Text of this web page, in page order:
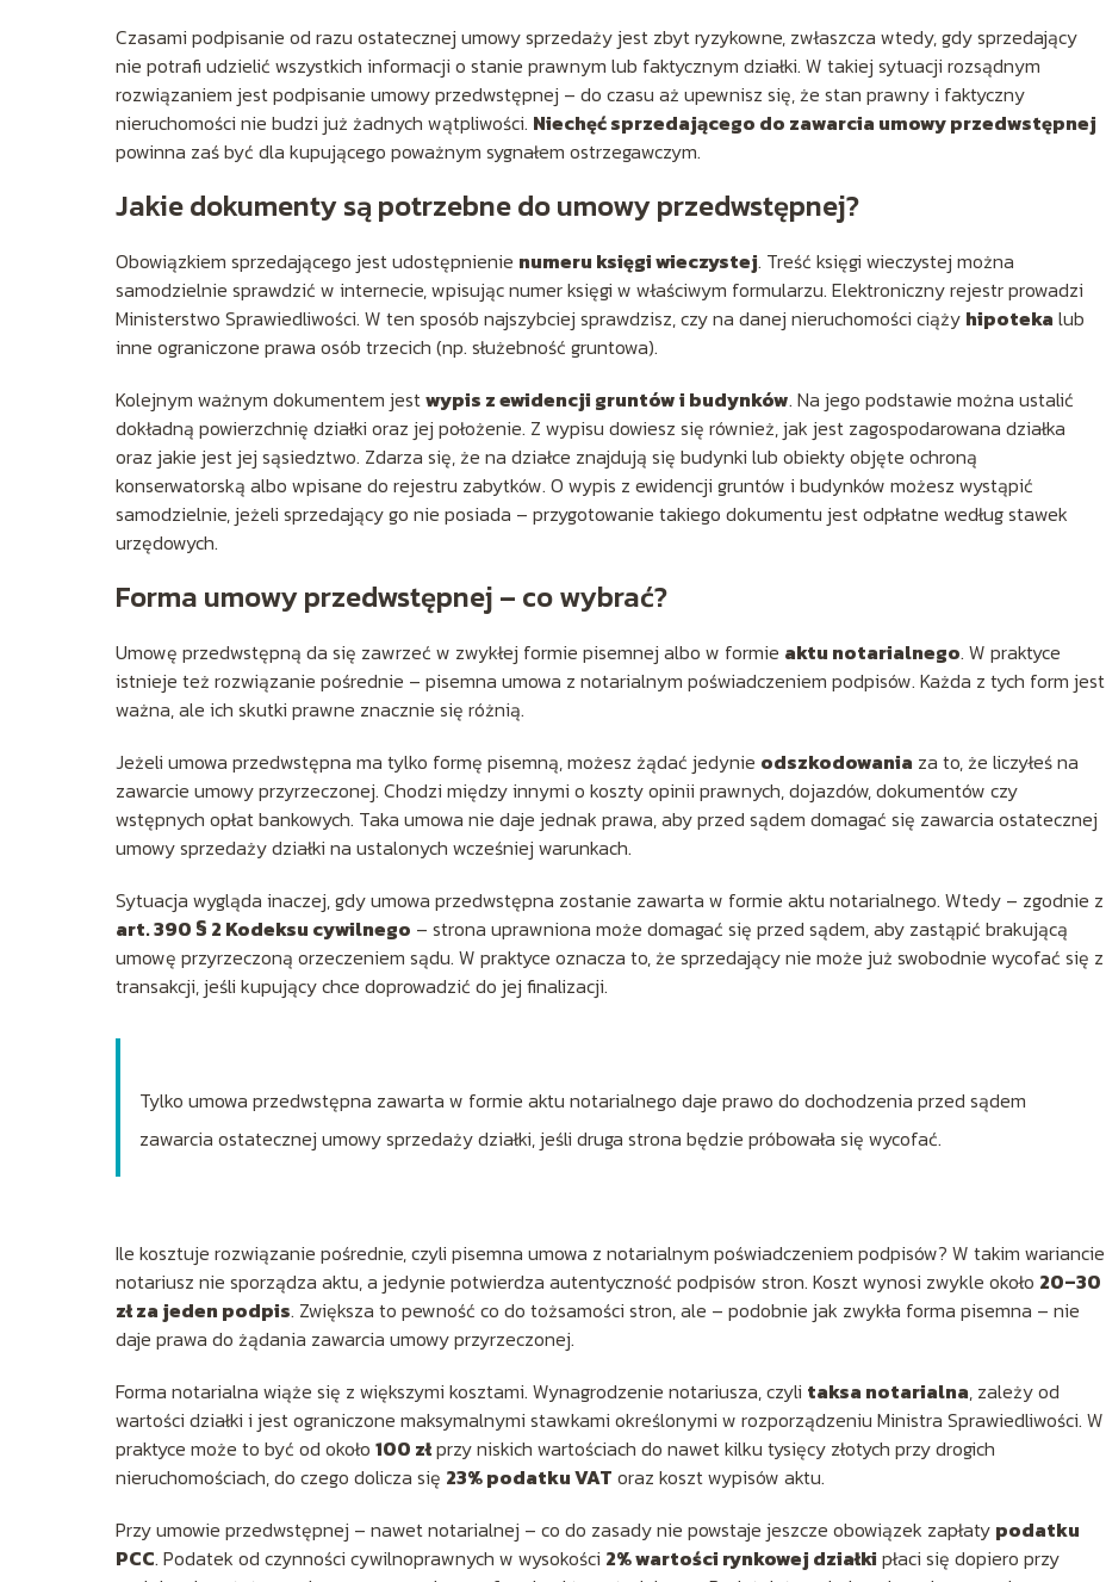
Czasami podpisanie od razu ostatecznej umowy sprzedaży jest zbyt ryzykowne, zwłaszcza wtedy, gdy sprzedający
nie potrafi udzielić wszystkich informacji o stanie prawnym lub faktycznym działki. W takiej sytuacji rozsądnym
rozwiązaniem jest podpisanie umowy przedwstępnej – do czasu aż upewnisz się, że stan prawny i faktyczny
nieruchomości nie budzi już żadnych wątpliwości. Niechęć sprzedającego do zawarcia umowy przedwstępnej
powinna zaś być dla kupującego poważnym sygnałem ostrzegawczym.
Jakie dokumenty są potrzebne do umowy przedwstępnej?
Obowiązkiem sprzedającego jest udostępnienie numeru księgi wieczystej. Treść księgi wieczystej można
samodzielnie sprawdzić w internecie, wpisując numer księgi w właściwym formularzu. Elektroniczny rejestr prowadzi
Ministerstwo Sprawiedliwości. W ten sposób najszybciej sprawdzisz, czy na danej nieruchomości ciąży hipoteka lub
inne ograniczone prawa osób trzecich (np. służebność gruntowa).
Kolejnym ważnym dokumentem jestwypis z ewidencji gruntów i budynków. Na jego podstawie można ustalić
dokładną powierzchnię działki oraz jej położenie. Z wypisu dowiesz się również, jak jest zagospodarowana działka
oraz jakie jest jej sąsiedztwo. Zdarza się, że na działce znajdują się budynki lub obiekty objęte ochroną
konserwatorską albo wpisane do rejestru zabytków. O wypis z ewidencji gruntów i budynków możesz wystąpić
samodzielnie, jeżeli sprzedający go nie posiada – przygotowanie takiego dokumentu jest odpłatne według stawek
urzędowych.
Forma umowy przedwstępnej – co wybrać?
Umowę przedwstępną da się zawrzeć w zwykłej formie pisemnej albo w formie aktu notarialnego. W praktyce
istnieje też rozwiązanie pośrednie – pisemna umowa z notarialnym poświadczeniem podpisów. Każda z tych form jest
ważna, ale ich skutki prawne znacznie się różnią.
Jeżeli umowa przedwstępna ma tylko formę pisemną, możesz żądać jedynie odszkodowania za to, że liczyłeś na
zawarcie umowy przyrzeczonej. Chodzi między innymi o koszty opinii prawnych, dojazdów, dokumentów czy
wstępnych opłat bankowych. Taka umowa nie daje jednak prawa, aby przed sądem domagać się zawarcia ostatecznej
umowy sprzedaży działki na ustalonych wcześniej warunkach.
Sytuacja wygląda inaczej, gdy umowa przedwstępna zostanie zawarta w formie aktu notarialnego. Wtedy – zgodnie z
art. 390 § 2 Kodeksu cywilnego – strona uprawniona może domagać się przed sądem, aby zastąpić brakującą
umowę przyrzeczoną orzeczeniem sądu. W praktyce oznacza to, że sprzedający nie może już swobodnie wycofać się z
transakcji, jeśli kupujący chce doprowadzić do jej finalizacji.
Tylko umowa przedwstępna zawarta w formie aktu notarialnego daje prawo do dochodzenia przed sądem
zawarcia ostatecznej umowy sprzedaży działki, jeśli druga strona będzie próbowała się wycofać.
Ile kosztuje rozwiązanie pośrednie, czyli pisemna umowa z notarialnym poświadczeniem podpisów? W takim wariancie
notariusz nie sporządza aktu, a jedynie potwierdza autentyczność podpisów stron. Koszt wynosi zwykle około 20–30
zł za jeden podpis. Zwiększa to pewność co do tożsamości stron, ale – podobnie jak zwykła forma pisemna – nie
daje prawa do żądania zawarcia umowy przyrzeczonej.
Forma notarialna wiąże się z większymi kosztami. Wynagrodzenie notariusza, czyli taksa notarialna, zależy od
wartości działki i jest ograniczone maksymalnymi stawkami określonymi w rozporządzeniu Ministra Sprawiedliwości. W
praktyce może to być od około 100 złprzy niskich wartościach do nawet kilku tysięcy złotych przy drogich
nieruchomościach, do czego dolicza się 23% podatku VAT oraz koszt wypisów aktu.
Przy umowie przedwstępnej – nawet notarialnej – co do zasady nie powstaje jeszcze obowiązek zapłaty podatku
PCC. Podatek od czynności cywilnoprawnych w wysokości 2% wartości rynkowej działki płaci się dopiero przy